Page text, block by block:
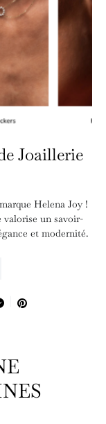
Joaillerie
Helena Joy !
un savoir-
et modernité.